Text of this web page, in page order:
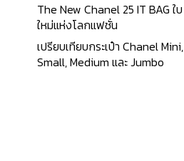
The New Chanel 25 IT BAG ใบ
ใหม่แห่งโลกแฟชั่น
เปรียบเทียบกระเป๋า Chanel Mini,
Small, Medium และ Jumbo